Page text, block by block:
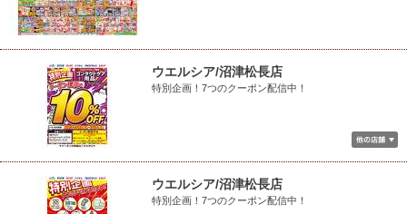
ウエルシア/沼津松長店
特別企画！7つのクーポン配信中！
ウエルシア/沼津松長店
特別企画！7つのクーポン配信中！